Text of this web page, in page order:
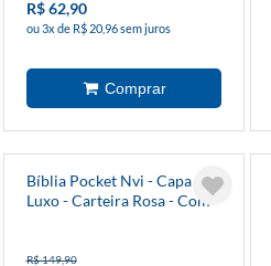
R$ 62,90
ou 3x de R$ 20,96 sem juros
Bíblia Pocket Nvi - Capa
Luxo - Carteira Rosa - Com
R$ 149,90